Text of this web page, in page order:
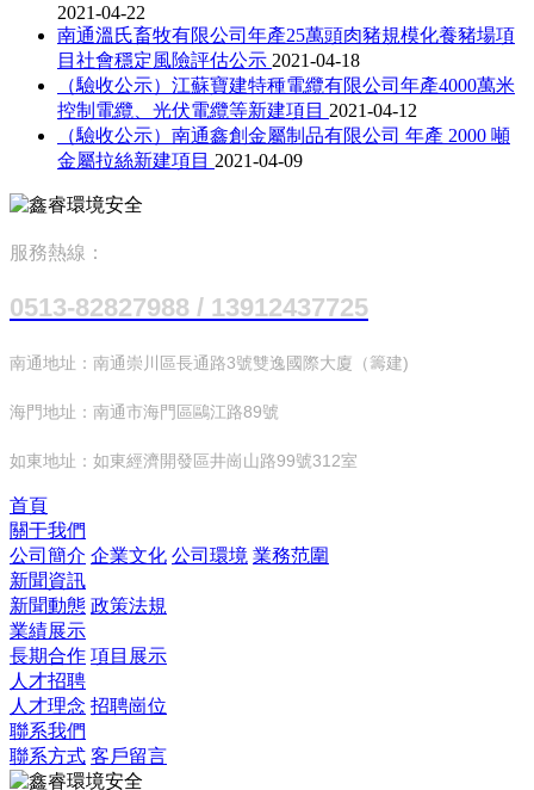
2021-04-22
南通溫氏畜牧有限公司年產25萬頭肉豬規模化養豬場項
目社會穩定風險評估公示 2021-04-18
（驗收公示）江蘇寶建特種電纜有限公司年產4000萬米
控制電纜、光伏電纜等新建項目 2021-04-12
（驗收公示）南通鑫創金屬制品有限公司 年產 2000 噸
金屬拉絲新建項目 2021-04-09
服務熱線：
0513-82827988 / 13912437725
南通地址：南通崇川區長通路3號雙逸國際大廈（籌建)
海門地址：南通市海門區鷗江路89號
如東地址：如東經濟開發區井崗山路99號312室
首頁
關于我們
公司簡介 企業文化 公司環境 業務范圍
新聞資訊
新聞動態 政策法規
業績展示
長期合作 項目展示
人才招聘
人才理念 招聘崗位
聯系我們
聯系方式 客戶留言